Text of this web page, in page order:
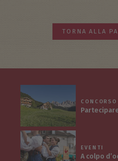
TORNA ALLA
CONCORSO
EVENTI
A colpo